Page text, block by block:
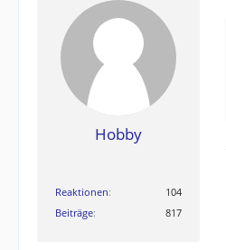
Hobby
Reaktionen
104
Beiträge
817